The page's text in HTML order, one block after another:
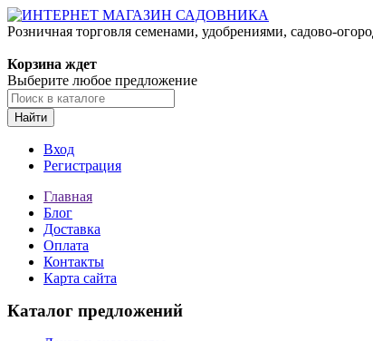
Розничная торговля семенами, удобрениями, садово-
Корзина ждет
Выберите любое предложение
Найти
Вход
Регистрация
Главная
Блог
Доставка
Оплата
Контакты
Карта сайта
Каталог предложений